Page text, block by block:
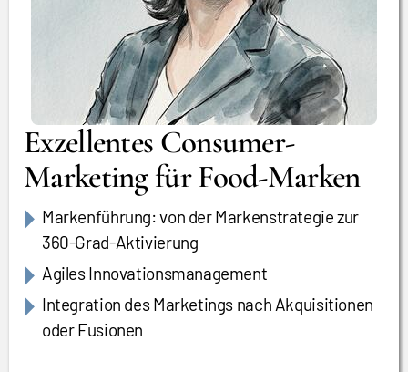
Exzellentes Consumer-
Marketing für Food-Marken
Markenführung: von der Markenstrategie zur
360-Grad-Aktivierung
Agiles Innovationsmanagement
Integration des Marketings nach Akquisitionen
oder Fusionen